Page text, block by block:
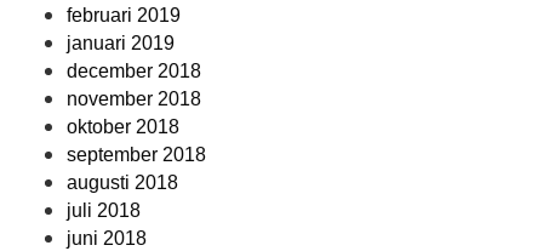
februari 2019
januari 2019
december 2018
november 2018
oktober 2018
september 2018
augusti 2018
juli 2018
juni 2018